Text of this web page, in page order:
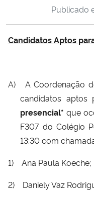
Ministério da Cidadania
Ministério da Ciência,
Ministério do Meio Ambiente
Ministério do Turismo
Ministério do Desenvolvimento
Publicado
Candidatos Aptos
A)
A Coordenação
candidatos aptos
presencial*que
F307 do Colégio
13:30 com
1)
Ana Paula Koeche;
2)
Daniely Vaz